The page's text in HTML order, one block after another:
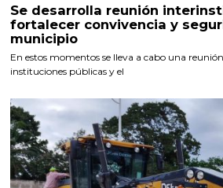
Se desarrolla reunión
fortalecer convivencia y
municipio
En estos momentos se lleva a cabo una
instituciones públicas y el